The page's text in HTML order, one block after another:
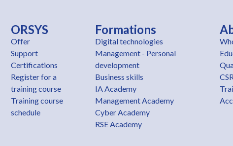
ORSYS
Offer
Support
Certifications
Register for a
training course
Training course
schedule
Formations
Digital technologies
Management - Personal
development
Business skills
IA Academy
Management Academy
Cyber Academy
RSE Academy